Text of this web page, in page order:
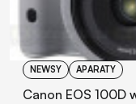
NEWSY APARATY
Canon EOS 100D